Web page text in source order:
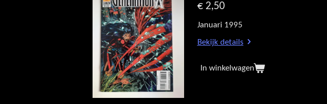
€ 2,50
Januari 1995
Bekijk details
In winkelwagen